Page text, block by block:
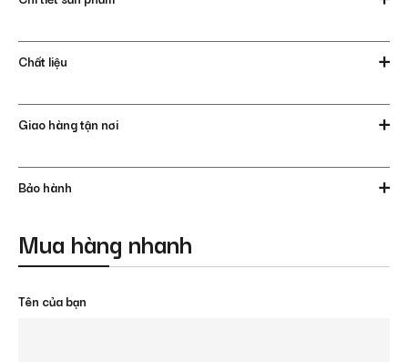
Chất liệu
Giao hàng tận nơi
Bảo hành
Mua hàng nhanh
Tên của bạn